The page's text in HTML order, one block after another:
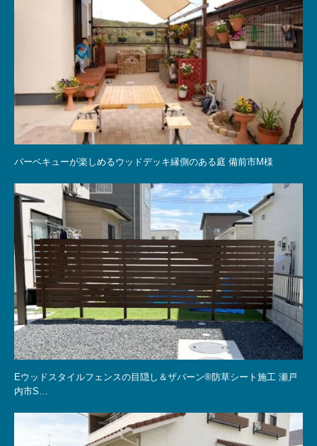
バーベキューが楽しめるウッドデッキ縁側のある庭 備前市M様
Eウッドスタイルフェンスの目隠し＆ザバーン®防草シート施工 瀬戸
内市S…